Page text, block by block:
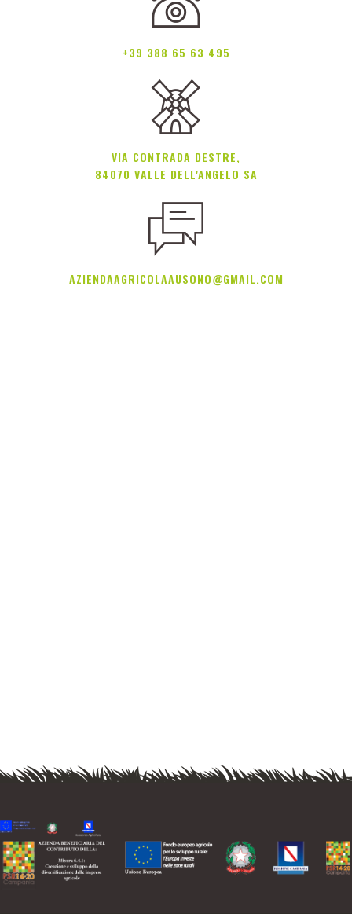
+39 388 65 63 495
VIA CONTRADA DESTRE,
84070 VALLE DELL'ANGELO SA
AZIENDAAGRICOLAAUSONO@GMAIL.COM